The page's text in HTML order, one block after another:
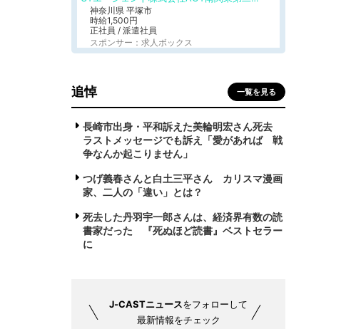
神奈川県 平塚市
時給1,500円
正社員 / 派遣社員
スポンサー：求人ボックス
追悼 一覧を見る
長崎市出身・平和訴えた美輪明宏さん死去
ラストメッセージでも訴え「愛があれば 戦
争なんか起こりません」
つげ義春さんと白土三平さん カリスマ漫画
家、二人の「違い」とは？
死去した丹羽宇一郎さんは、経済界有数の読
書家だった 『死ぬほど読書』ベストセラー
に
J-CASTニュースをフォローして
最新情報をチェック